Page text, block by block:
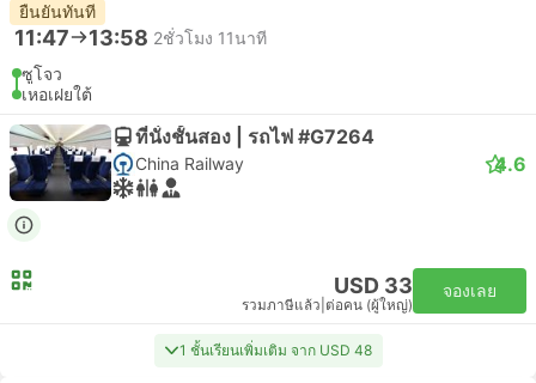
ยืนยันทันที
11:47 13:58 2ชั่วโมง 11นาที
ซูโจว
เหอเฝยใต้
ที่นั่งชั้นสอง | รถไฟ #G7264
China Railway 4.6
USD 33
รวมภาษีแล้ว ต่อคน (ผู้ใหญ่)
จองเลย
1 ชั้นเรียนเพิ่มเติม จาก USD 48